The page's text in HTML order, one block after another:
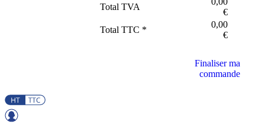
Total TVA
€
Total TTC *
0,00
€
Finaliser ma
commande